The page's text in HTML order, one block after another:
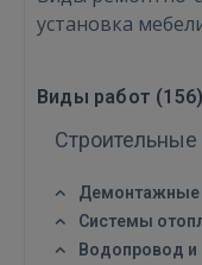
установка
Виды работ (156)
Строительные
Демонтажные
Системы
Водопровод и